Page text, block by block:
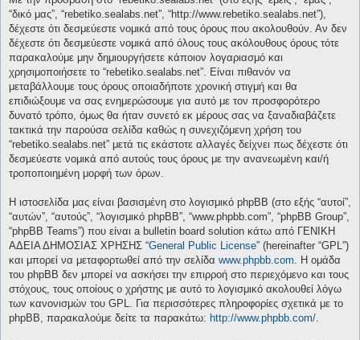
“δικό μας”, “rebetiko.sealabs.net”, “http://www.rebetiko.sealabs.net”),
δέχεστε ότι δεσμεύεστε νομικά από τους όρους που ακολουθούν. Αν δεν
δέχεστε ότι δεσμεύεστε νομικά από όλους τους ακόλουθους όρους τότε
παρακαλούμε μην δημιουργήσετε κάποιον λογαριασμό και
χρησιμοποιήσετε το “rebetiko.sealabs.net”. Είναι πιθανόν να
μεταβάλλουμε τους όρους οποιαδήποτε χρονική στιγμή και θα
επιδιώξουμε να σας ενημερώσουμε για αυτό με τον προσφορότερο
δυνατό τρόπο, όμως θα ήταν συνετό εκ μέρους σας να ξαναδιαβάζετε
τακτικά την παρούσα σελίδα καθώς η συνεχιζόμενη χρήση του
“rebetiko.sealabs.net” μετά τις εκάστοτε αλλαγές δείχνει πως δέχεστε ότι
δεσμεύεστε νομικά από αυτούς τους όρους με την ανανεωμένη και/ή
τροποποιημένη μορφή των όρων.
Η ιστοσελίδα μας είναι βασισμένη στο λογισμικό phpBB (στο εξής “αυτοί”,
“αυτών”, “αυτούς”, “λογισμικό phpBB”, “www.phpbb.com”, “phpBB Group”,
“phpBB Teams”) που είναι a bulletin board solution κάτω από ΓΕΝΙΚΗ
ΑΔΕΙΑ ΔΗΜΟΣΙΑΣ ΧΡΗΣΗΣ “General Public License” (hereinafter “GPL”)
και μπορεί να μεταφορτωθεί από την σελίδα www.phpbb.com. Η ομάδα
του phpBB δεν μπορεί να ασκήσει την επιρροή στο περιεχόμενο και τους
στόχους, τους οποίους ο χρήστης με αυτό το λογισμικό ακολουθεί λόγω
των κανονισμών του GPL. Για περισσότερες πληροφορίες σχετικά με το
phpBB, παρακαλούμε δείτε τα παρακάτω: http://www.phpbb.com/.